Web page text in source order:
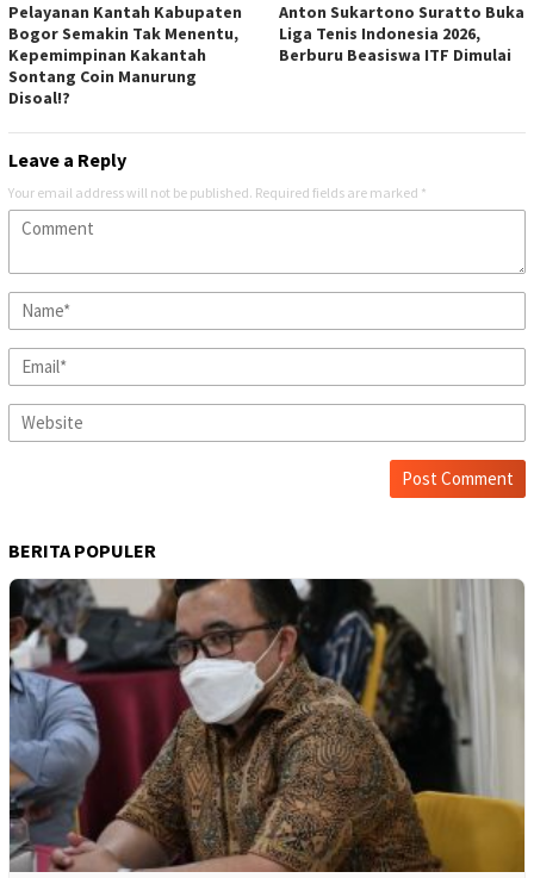
Pelayanan Kantah Kabupaten
Bogor Semakin Tak Menentu,
Kepemimpinan Kakantah
Sontang Coin Manurung
Disoal!?
Anton Sukartono Suratto Buka
Liga Tenis Indonesia 2026,
Berburu Beasiswa ITF Dimulai
Leave a Reply
Your email address will not be published. Required fields are marked *
BERITA POPULER